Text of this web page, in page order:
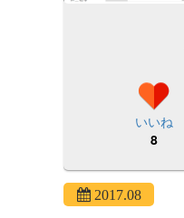
いいね
8
2017.08